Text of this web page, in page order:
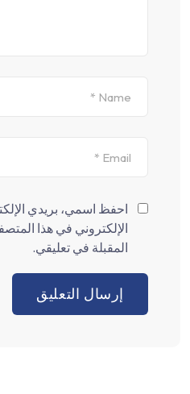
احفظ اسمي، بريدي
الإلكتروني في هذا
المقبلة في تعليقي.